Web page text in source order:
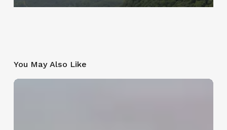
You May Also Like